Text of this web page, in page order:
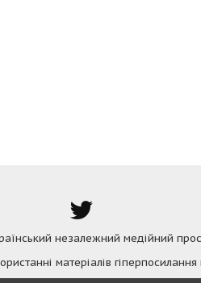
незалежний медійний
матеріалів гіперпосилання